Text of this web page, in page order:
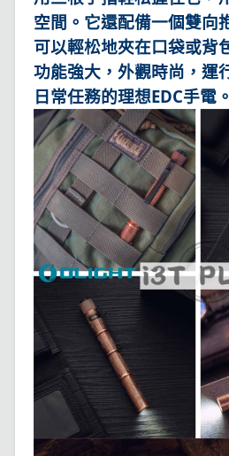
空間。它還配備一個雙向
可以輕松地夾在口袋或背
功能強大，外觀時尚，運
日常任務的理想EDC手電。